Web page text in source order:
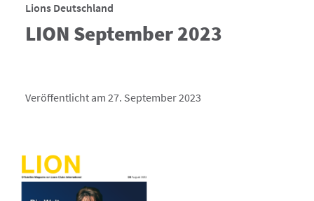
Lions Deutschland
LION September 2023
Veröffentlicht am 27. September 2023